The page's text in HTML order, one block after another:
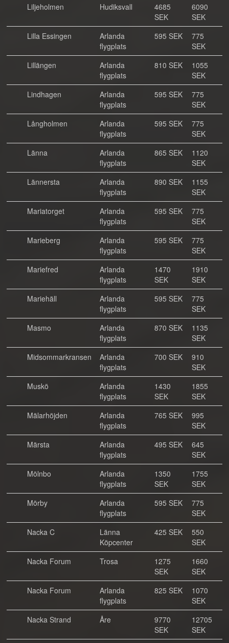
Liljeholmen
Hudiksvall
4685
SEK
6090
SEK
Lilla Essingen
Arlanda
flygplats
595 SEK
775
SEK
Lillängen
Arlanda
flygplats
810 SEK
1055
SEK
Lindhagen
Arlanda
flygplats
595 SEK
775
SEK
Långholmen
Arlanda
flygplats
595 SEK
775
SEK
Länna
Arlanda
flygplats
865 SEK
1120
SEK
Lännersta
Arlanda
flygplats
890 SEK
1155
SEK
Mariatorget
Arlanda
flygplats
595 SEK
775
SEK
Marieberg
Arlanda
flygplats
595 SEK
775
SEK
Mariefred
Arlanda
flygplats
1470
SEK
1910
SEK
Mariehäll
Arlanda
flygplats
595 SEK
775
SEK
Masmo
Arlanda
flygplats
870 SEK
1135
SEK
Midsommarkransen
Arlanda
flygplats
700 SEK
910
SEK
Muskö
Arlanda
flygplats
1430
SEK
1855
SEK
Mälarhöjden
Arlanda
flygplats
765 SEK
995
SEK
Märsta
Arlanda
flygplats
495 SEK
645
SEK
Mölnbo
Arlanda
flygplats
1350
SEK
1755
SEK
Mörby
Arlanda
flygplats
595 SEK
775
SEK
Nacka C
Länna
Köpcenter
425 SEK
550
SEK
Nacka Forum
Trosa
1275
SEK
1660
SEK
Nacka Forum
Arlanda
flygplats
825 SEK
1070
SEK
Nacka Strand
Åre
9770
SEK
12705
SEK